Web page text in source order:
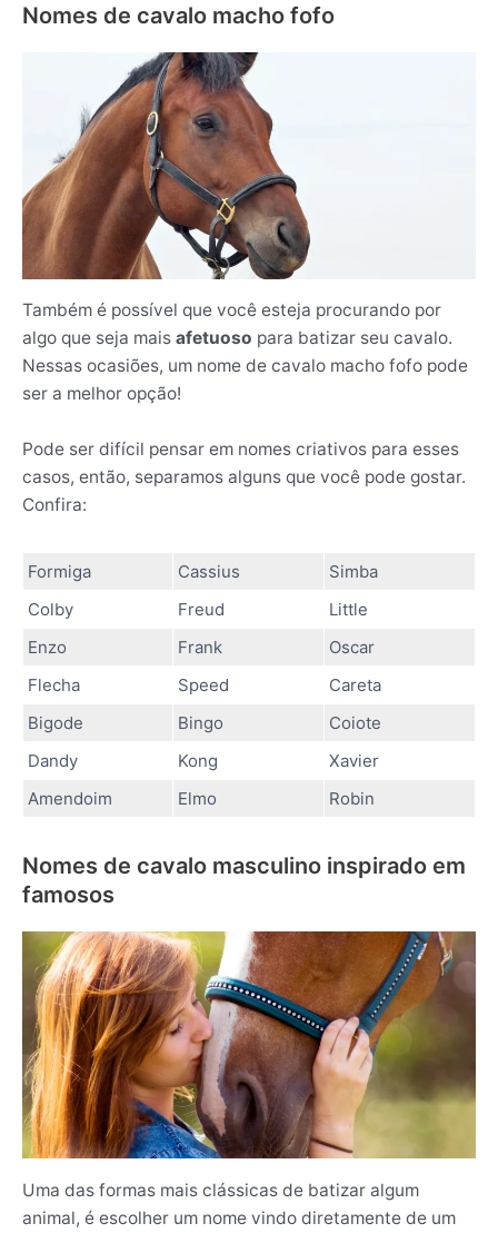
Nomes de cavalo macho fofo
Também é possível que você esteja procurando por
algo que seja mais afetuoso para batizar seu cavalo.
Nessas ocasiões, um nome de cavalo macho fofo pode
ser a melhor opção!
Pode ser difícil pensar em nomes criativos para esses
casos, então, separamos alguns que você pode gostar.
Confira:
Formiga Cassius
Simba
Colby
Freud
Little
Enzo
Frank
Oscar
Flecha
Speed
Careta
Bigode
Bingo
Coiote
Dandy
Kong
Xavier
Amendoim
Elmo Robin
Nomes de cavalo masculino inspirado em
famosos
Uma das formas mais clássicas de batizar algum
animal, é escolher um nome vindo diretamente de um